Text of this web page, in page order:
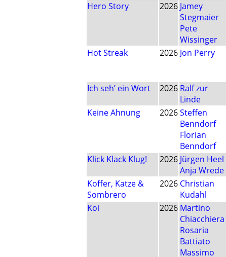
Hero Story 2026 Jamey
Stegmaier
Pete
Wissinger
Hot Streak 2026 Jon Perry
Ich seh’ ein Wort 2026 Ralf zur
Linde
Keine Ahnung 2026Steffen
Benndorf
Florian
Benndorf
Klick Klack Klug! 2026 Jürgen Heel
Anja Wrede
Koffer, Katze &
Sombrero
2026 Christian
Kudahl
Koi 2026 Martino
Chiacchiera
Rosaria
Battiato
Massimo